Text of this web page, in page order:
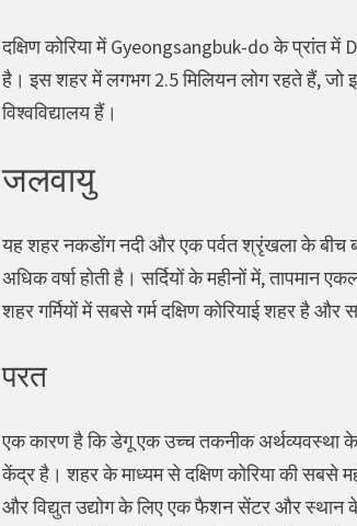
दक्षिण कोरिया में Gyeongsangbuk-do के प्रांत में
है। इस शहर में लगभग 2.5 मिलियन लोग रहते हैं, जो
विश्वविद्यालय हैं।
जलवायु
यह शहर नकडोंग नदी और एक पर्वत श्रृंखला के बीच
अधिक वर्षा होती है। सर्दियों के महीनों में,
शहर गर्मियों में सबसे गर्म दक्षिण कोरियाई शहर है और
परत
एक कारण है कि डेगू एक उच्च तकनीक अर्थव्यवस्था के
केंद्र है। शहर के माध्यम से दक्षिण कोरिया की सबसे
और विद्युत उद्योग के लिए एक फैशन सेंटर और स्थान